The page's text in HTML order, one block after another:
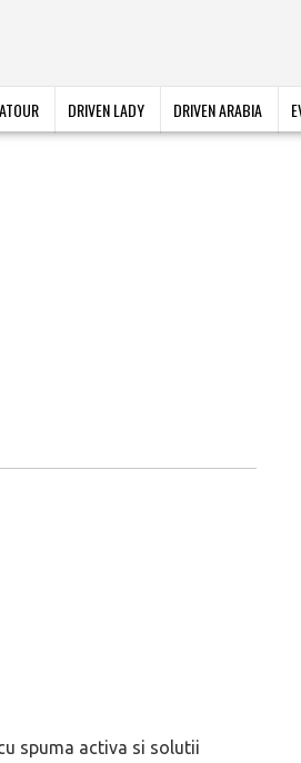
DRIVEN LADY DRIVEN ARABIA
spuma activa si solutii